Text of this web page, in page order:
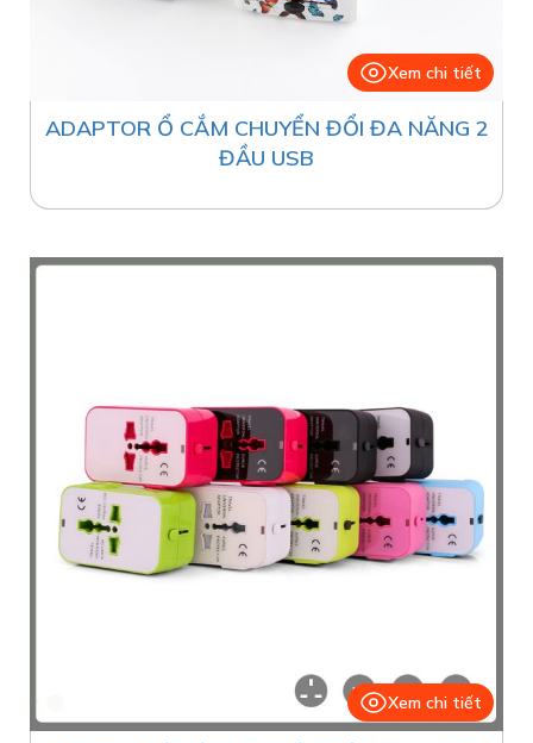
Xem chi tiết
ADAPTOR Ổ CẮM CHUYỂN ĐỔI ĐA NĂNG 2
ĐẦU USB
Xem chi tiết